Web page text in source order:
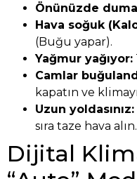
Önünüzde
Hava soğuk
(Buğu yapar).
Yağmur yağıyor:
Camlar
kapatın ve
Uzun yoldasınız:
sıra taze hava alın.
Dijital